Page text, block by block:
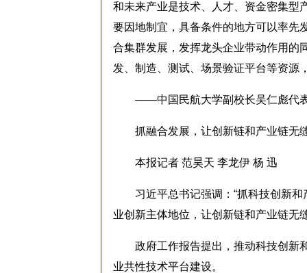
和未来产业是技术、人才、资金密集型
要因地制宜，具备条件的地方可以率先
合集群发展，发挥龙头企业带动作用的
发、制造、测试、场景验证平台等资源
——中国民航大学副校长吴仁彪代
抓融合发展，让创新链和产业链无
本报记者 范昊天 李龙伊 杨 迅
习近平总书记强调：“抓科技创新和
业创新主体地位，让创新链和产业链无
政府工作报告提出，推动科技创新
业共性技术平台建设。